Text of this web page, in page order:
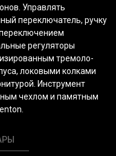
Управлять
переключатель, ручку
регуляторы
тремоло-
локовыми колками
Инструмент
чехлом и памятным